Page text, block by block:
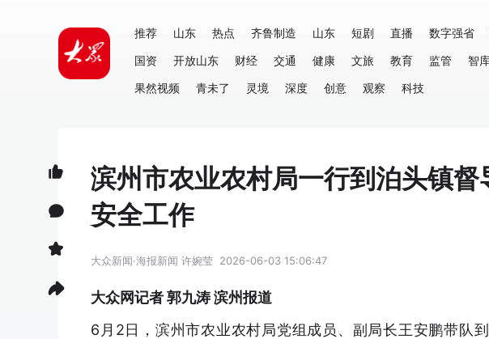
推荐 山东 热点 齐鲁制造 山东 短剧 直播 数字强省
国资
开放山东 财经 交通 健康 文旅 教育 监管 智
果然视频
青未了 灵境 深度 创意 观察 科技
滨州市农业农村局一行到泊头镇督
安全工作
大众新闻·海报新闻 许婉莹 2026-06-03 15:06:47
大众网记者 郭九涛 滨州报道
6月2日，滨州市农业农村局党组成员、副局长王安鹏带队